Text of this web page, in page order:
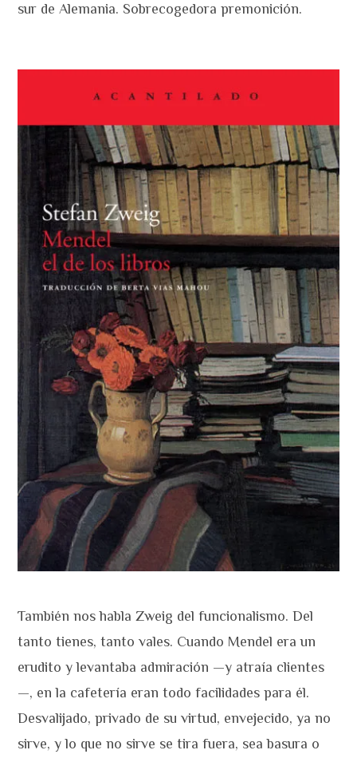
sur de Alemania. Sobrecogedora premonición.
También nos habla Zweig del funcionalismo. Del
tanto tienes, tanto vales. Cuando Mendel era un
erudito y levantaba admiración —y atraía clientes
—, en la cafetería eran todo facilidades para él.
Desvalijado, privado de su virtud, envejecido, ya no
sirve, y lo que no sirve se tira fuera, sea basura o